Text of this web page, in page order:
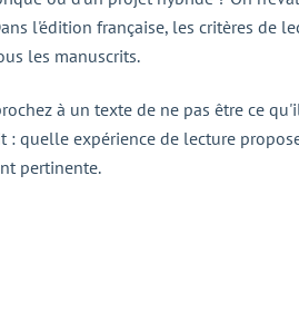
l'édition française, les critères de
les manuscrits.
à un texte de ne pas être ce
quelle expérience de lecture
pertinente.